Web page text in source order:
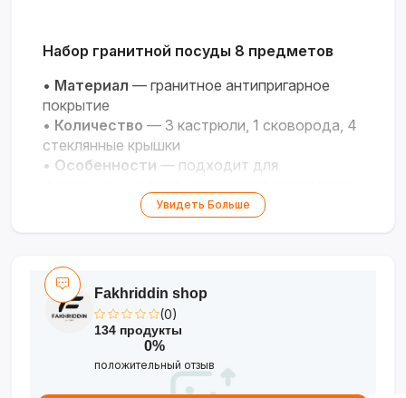
Набор гранитной посуды 8 предметов
• Материал — гранитное антипригарное
покрытие
• Количество — 3 кастрюли, 1 сковорода, 4
стеклянные крышки
• Особенности — подходит для
Стиль, здоровое питание и удобство для
Увидеть Больше
Fakhriddin shop
(0)
134 продукты
0%
положительный отзыв